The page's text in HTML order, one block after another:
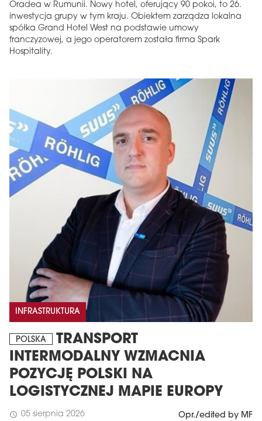
Oradea w Rumunii. Nowy hotel, oferujący 90 pokoi, to 26.
inwestycja grupy w tym kraju. Obiektem zarządza lokalna
spółka Grand Hotel West na podstawie umowy
franczyzowej, a jego operatorem została firma Spark
Hospitality.
INFRASTRUKTURA
POLSKA
TRANSPORT
INTERMODALNY WZMACNIA
POZYCJĘ POLSKI NA
LOGISTYCZNEJ MAPIE EUROPY
schedule 05 sierpnia 2026 Opr./edited by MF